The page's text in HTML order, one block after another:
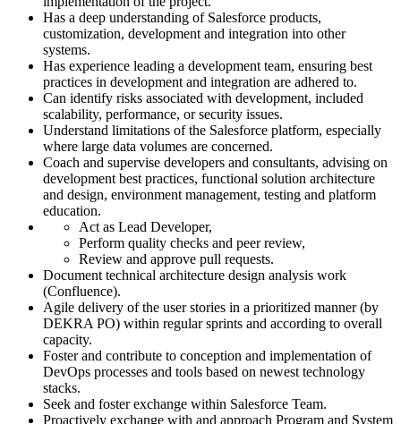
Has a deep understanding of Salesforce products,
customization, development and integration into other
systems.
Has experience leading a development team, ensuring best
practices in development and integration are adhered to.
Can identify risks associated with development, included
scalability, performance, or security issues.
Understand limitations of the Salesforce platform, especially
where large data volumes are concerned.
Coach and supervise developers and consultants, advising on
development best practices, functional solution architecture
and design, environment management, testing and platform
education.
Act as Lead Developer,
Perform quality checks and peer review,
Review and approve pull requests.
Document technical architecture design analysis work
(Confluence).
Agile delivery of the user stories in a prioritized manner (by
DEKRA PO) within regular sprints and according to overall
capacity.
Foster and contribute to conception and implementation of
DevOps processes and tools based on newest technology
stacks.
Seek and foster exchange within Salesforce Team.
Proactively exchange with and approach Program and System